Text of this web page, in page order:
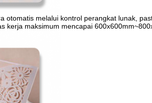
otomatis melalui kontrol perangkat lunak,
kerja maksimum mencapai